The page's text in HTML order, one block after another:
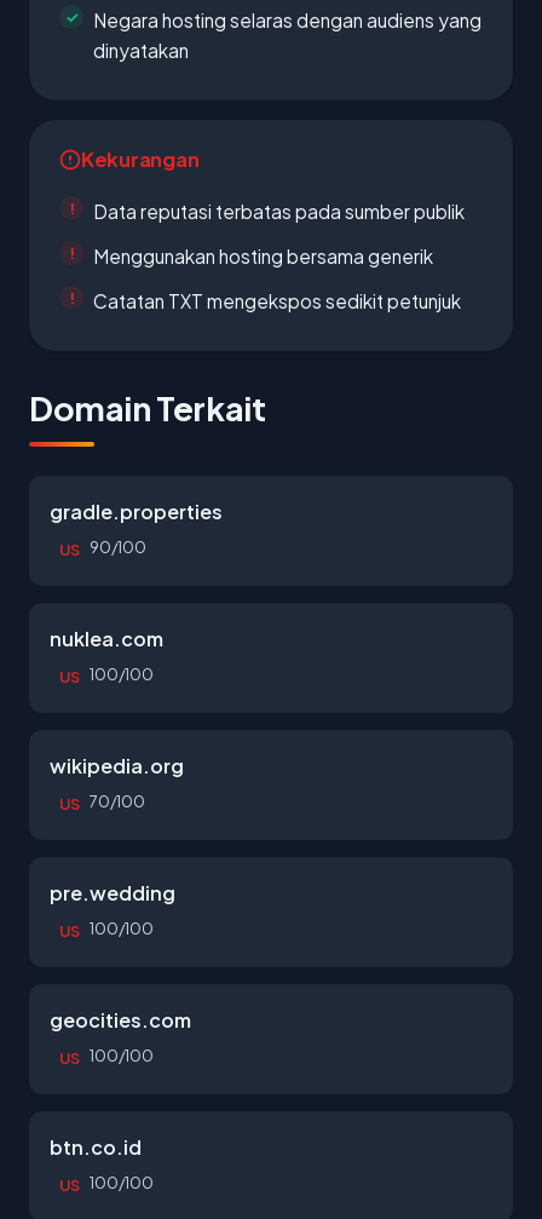
Negara hosting selaras dengan audiens yang
dinyatakan
Kekurangan
Data reputasi terbatas pada sumber publik
Menggunakan hosting bersama generik
Catatan TXT mengekspos sedikit petunjuk
Domain Terkait
gradle.properties
US 90/100
nuklea.com
US 100/100
wikipedia.org
US 70/100
pre.wedding
US 100/100
geocities.com
US 100/100
btn.co.id
US 100/100